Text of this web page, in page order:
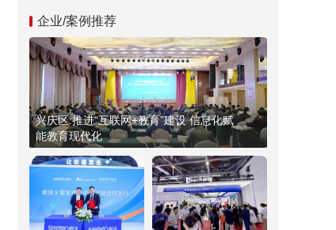
企业/案例推荐
兴庆区:推进“互联网+教育”建设 信息化赋
能教育现代化